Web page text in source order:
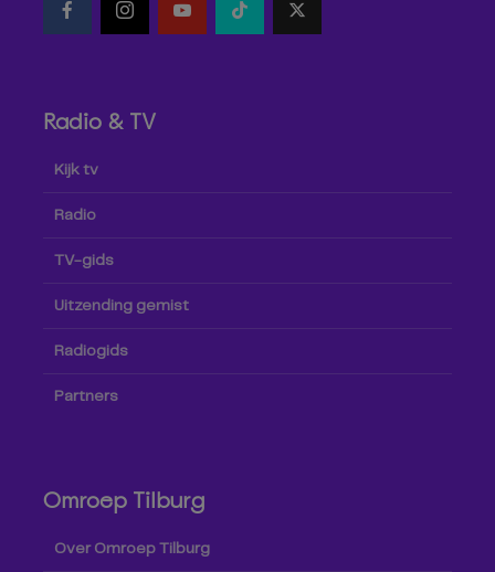
Radio & TV
Kijk tv
Radio
TV-gids
Uitzending gemist
Radiogids
Partners
Omroep Tilburg
Over Omroep Tilburg